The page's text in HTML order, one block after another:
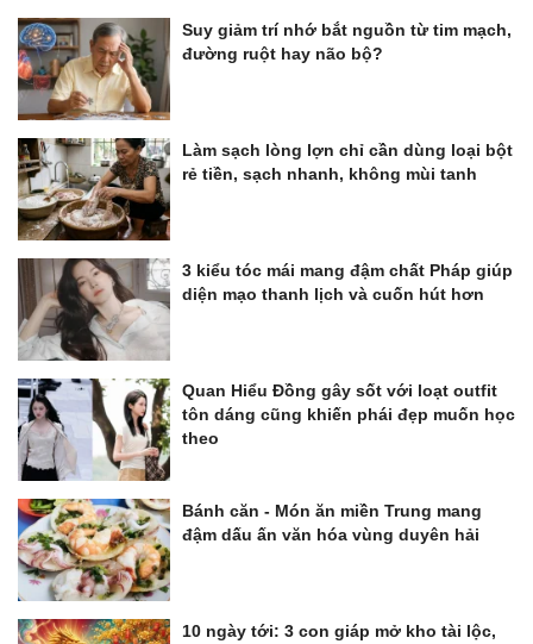
Suy giảm trí nhớ bắt nguồn từ tim mạch,
đường ruột hay não bộ?
Làm sạch lòng lợn chỉ cần dùng loại bột
rẻ tiền, sạch nhanh, không mùi tanh
3 kiểu tóc mái mang đậm chất Pháp giúp
diện mạo thanh lịch và cuốn hút hơn
Quan Hiểu Đồng gây sốt với loạt outfit
tôn dáng cũng khiến phái đẹp muốn học
theo
Bánh căn - Món ăn miền Trung mang
đậm dấu ấn văn hóa vùng duyên hải
10 ngày tới: 3 con giáp mở kho tài lộc,